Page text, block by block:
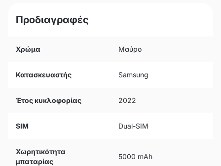
Προδιαγραφές
Χρώμα Μαύρο
Κατασκευαστής Samsung
Έτος κυκλοφορίας 2022
SIM Dual-SIM
Χωρητικότητα
μπαταρίας
5000 mAh